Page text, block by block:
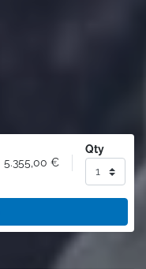
5.355,00 €
Qty